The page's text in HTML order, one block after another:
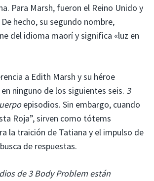
Para Marsh, fueron el Reino Unido y
hecho, su segundo nombre,
del idioma maorí y significa «luz en
a Edith Marsh y su héroe
ninguno de los siguientes seis. 3
episodios. Sin embargo, cuando
Roja”, sirven como tótems
la traición de Tatiana y el impulso de
de respuestas.
de 3 Body Problem están